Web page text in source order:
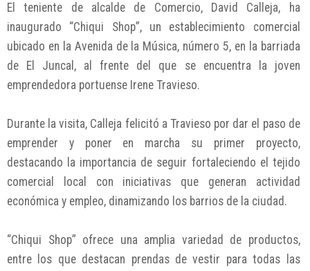
El teniente de alcalde de Comercio, David Calleja, ha
inaugurado “Chiqui Shop”, un establecimiento comercial
ubicado en la Avenida de la Música, número 5, en la barriada
de El Juncal, al frente del que se encuentra la joven
emprendedora portuense Irene Travieso.
Durante la visita, Calleja felicitó a Travieso por dar el paso de
emprender y poner en marcha su primer proyecto,
destacando la importancia de seguir fortaleciendo el tejido
comercial local con iniciativas que generan actividad
económica y empleo, dinamizando los barrios de la ciudad.
“Chiqui Shop” ofrece una amplia variedad de productos,
entre los que destacan prendas de vestir para todas las